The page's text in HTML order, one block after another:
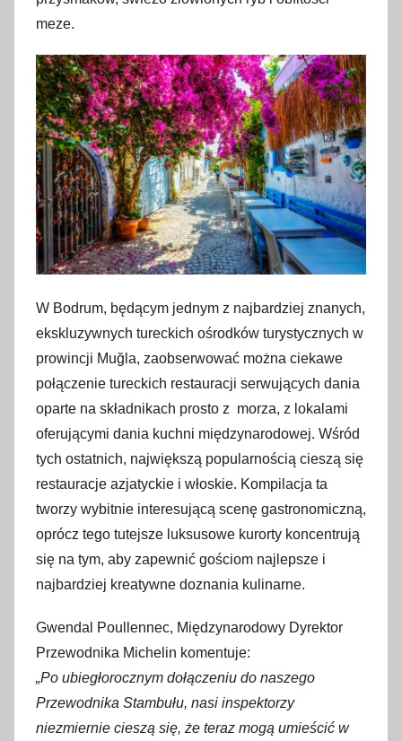
meze.
W Bodrum, będącym jednym z najbardziej znanych,
ekskluzywnych tureckich ośrodków turystycznych w
prowincji Muğla, zaobserwować można ciekawe
połączenie tureckich restauracji serwujących dania
oparte na składnikach prosto z morza, z lokalami
oferującymi dania kuchni międzynarodowej. Wśród
tych ostatnich, największą popularnością cieszą się
restauracje azjatyckie i włoskie. Kompilacja ta
tworzy wybitnie interesującą scenę gastronomiczną,
oprócz tego tutejsze luksusowe kurorty koncentrują
się na tym, aby zapewnić gościom najlepsze i
najbardziej kreatywne doznania kulinarne.
Gwendal Poullennec, Międzynarodowy Dyrektor
Przewodnika Michelin komentuje:
„Po ubiegłorocznym dołączeniu do naszego
Przewodnika Stambułu, nasi inspektorzy
niezmiernie cieszą się, że teraz mogą umieścić w